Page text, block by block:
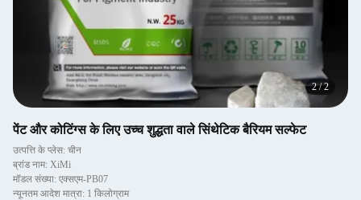
2/2
पेंट और कोटिंग्स के लिए उच्च शुद्धता वाले सिंथेटिक बैरियम सल्फेट
उत्पत्ति के प्लेस: चीन
ब्रांड नाम: XiMi
मॉडल संख्या: एक्सएम-PB07
न्यूनतम आदेश मात्रा: 1 किलोग्राम